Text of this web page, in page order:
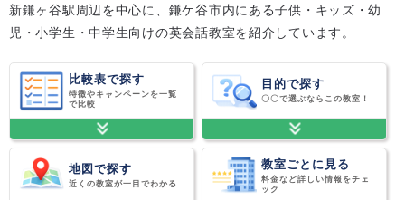
新鎌ヶ谷駅周辺を中心に、鎌ケ谷市内にある子供・キッズ・幼
児・小学生・中学生向けの英会話教室を紹介しています。
比較表で探す
特徴やキャンペーンを一覧
で比較
目的で探す
〇〇で選ぶならこの教室！
地図で探す
近くの教室が一目でわかる
教室ごとに見る
料金など詳しい情報をチェ
ック